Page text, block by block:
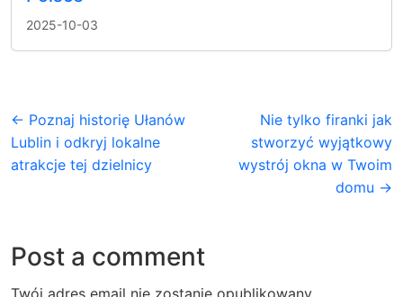
2025-10-03
← Poznaj historię Ułanów
Lublin i odkryj lokalne
atrakcje tej dzielnicy
Nie tylko firanki jak
stworzyć wyjątkowy
wystrój okna w Twoim
domu →
Post a comment
Twój adres email nie zostanie opublikowany.